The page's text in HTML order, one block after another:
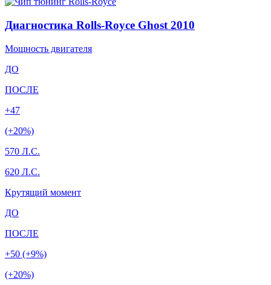
Диагностика Rolls-Royce Ghost 2010
Мощность двигателя
ДО
ПОСЛЕ
+47
(+20%)
570 Л.С.
620 Л.С.
Крутящий момент
ДО
ПОСЛЕ
+50 (+9%)
(+20%)